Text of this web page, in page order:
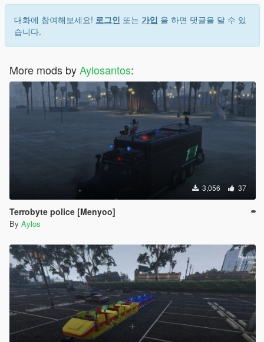
대화에 참여해보세요! 로그인 또는 가입 을 하면 댓글을 달 수 있
습니다.
More mods byAylosantos:
3,056 37
Terrobyte police [Menyoo]
By Aylos